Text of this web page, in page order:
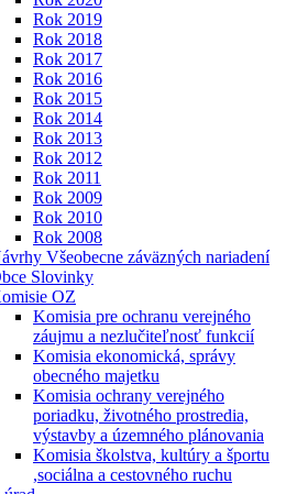
Rok 2019
Rok 2018
Rok 2017
Rok 2016
Rok 2015
Rok 2014
Rok 2013
Rok 2012
Rok 2011
Rok 2009
Rok 2010
Rok 2008
Všeobecne záväzných nariadení
Slovinky
OZ
Komisia pre ochranu verejného
záujmu a nezlučiteľnosť funkcií
Komisia ekonomická, správy
obecného majetku
Komisia ochrany verejného
poriadku, životného prostredia,
výstavby a územného plánovania
Komisia školstva, kultúry a športu
,sociálna a cestovného ruchu